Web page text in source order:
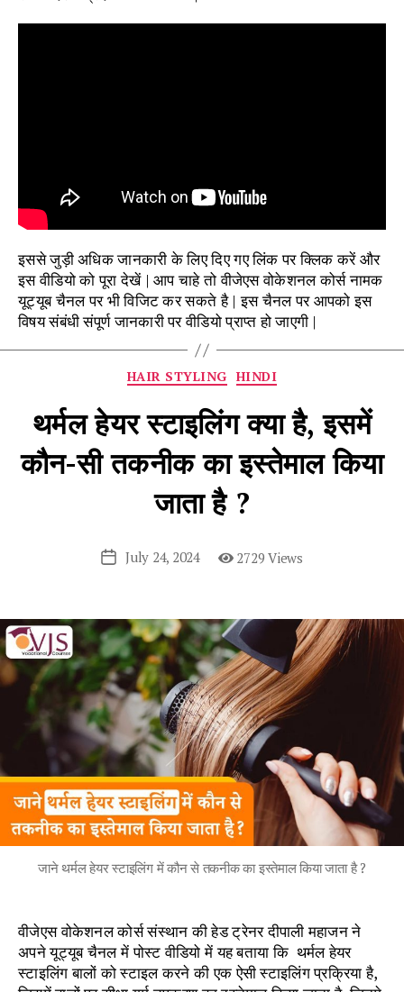
इससे जुड़ी अधिक जानकारी के लिए दिए गए लिंक पर क्लिक करें और
इस वीडियो को पूरा देखें | आप चाहे तो वीजेएस वोकेशनल कोर्स नामक
यूट्यूब चैनल पर भी विजिट कर सकते है | इस चैनल पर आपको इस
विषय संबंधी संपूर्ण जानकारी पर वीडियो प्राप्त हो जाएगी |
Categories
HAIR STYLING HINDI
थर्मल हेयर स्टाइलिंग क्या है, इसमें
कौन-सी तकनीक का इस्तेमाल किया
जाता है ?
PostJuly 24, 2024 2729 Views
जाने थर्मल हेयर स्टाइलिंग में कौन से तकनीक का इस्तेमाल किया जाता है ?
वीजेएस वोकेशनल कोर्स संस्थान की हेड ट्रेनर दीपाली महाजन ने
अपने यूट्यूब चैनल में पोस्ट वीडियो में यह बताया कि थर्मल हेयर
स्टाइलिंग बालों को स्टाइल करने की एक ऐसी स्टाइलिंग प्रक्रिया है,